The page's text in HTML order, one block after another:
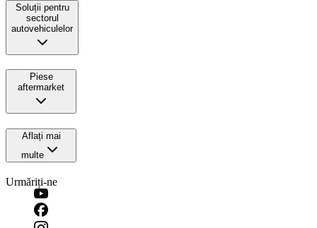
Soluții pentru
sectorul
autovehiculelor
Piese
aftermarket
Aflați mai
multe
Urmăriți-ne